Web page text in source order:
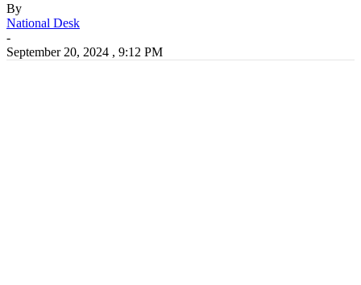
By
National Desk
-
September 20, 2024 , 9:12 PM